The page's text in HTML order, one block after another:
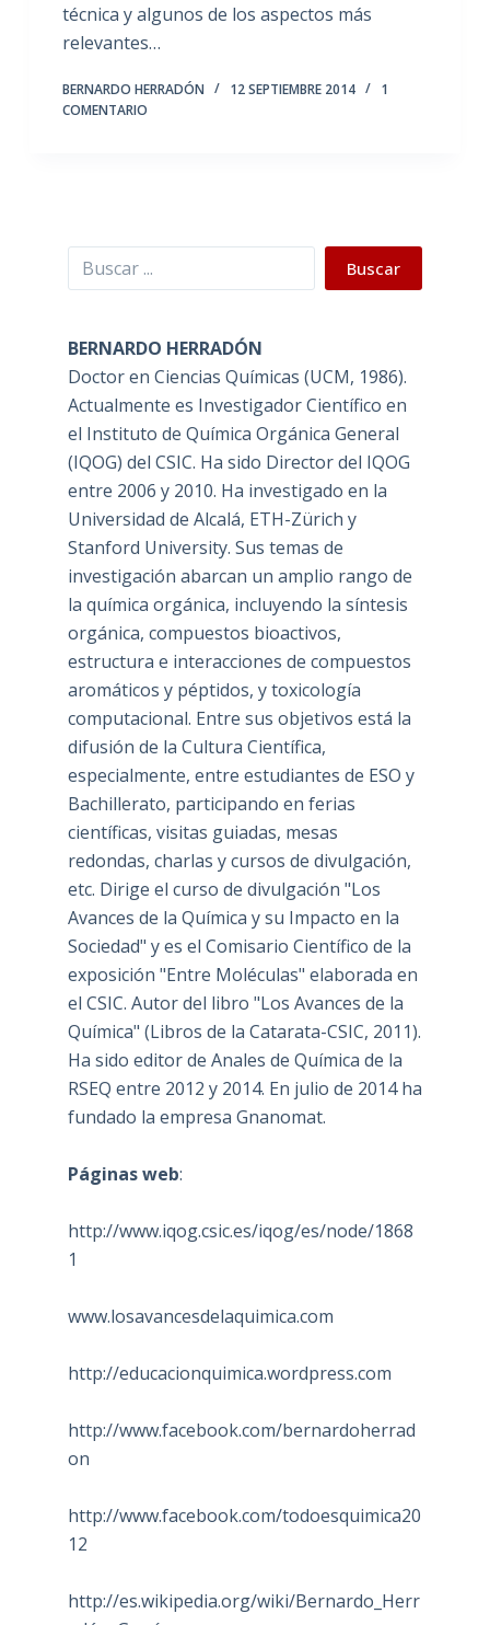
técnica y algunos de los aspectos más
relevantes…
BERNARDO HERRADÓN 12 SEPTIEMBRE 2014
1
COMENTARIO
Buscar Buscar
BERNARDO HERRADÓN
Doctor en Ciencias Químicas (UCM, 1986).
Actualmente es Investigador Científico en
el Instituto de Química Orgánica General
(IQOG) del CSIC. Ha sido Director del IQOG
entre 2006 y 2010. Ha investigado en la
Universidad de Alcalá, ETH-Zürich y
Stanford University. Sus temas de
investigación abarcan un amplio rango de
la química orgánica, incluyendo la síntesis
orgánica, compuestos bioactivos,
estructura e interacciones de compuestos
aromáticos y péptidos, y toxicología
computacional. Entre sus objetivos está la
difusión de la Cultura Científica,
especialmente, entre estudiantes de ESO y
Bachillerato, participando en ferias
científicas, visitas guiadas, mesas
redondas, charlas y cursos de divulgación,
etc. Dirige el curso de divulgación "Los
Avances de la Química y su Impacto en la
Sociedad" y es el Comisario Científico de la
exposición "Entre Moléculas" elaborada en
el CSIC. Autor del libro "Los Avances de la
Química" (Libros de la Catarata-CSIC, 2011).
Ha sido editor de Anales de Química de la
RSEQ entre 2012 y 2014. En julio de 2014 ha
fundado la empresa Gnanomat.
Páginas web:
http://www.iqog.csic.es/iqog/es/node/1868
1
www.losavancesdelaquimica.com
http://educacionquimica.wordpress.com
http://www.facebook.com/bernardoherrad
on
http://www.facebook.com/todoesquimica20
12
http://es.wikipedia.org/wiki/Bernardo_Herr